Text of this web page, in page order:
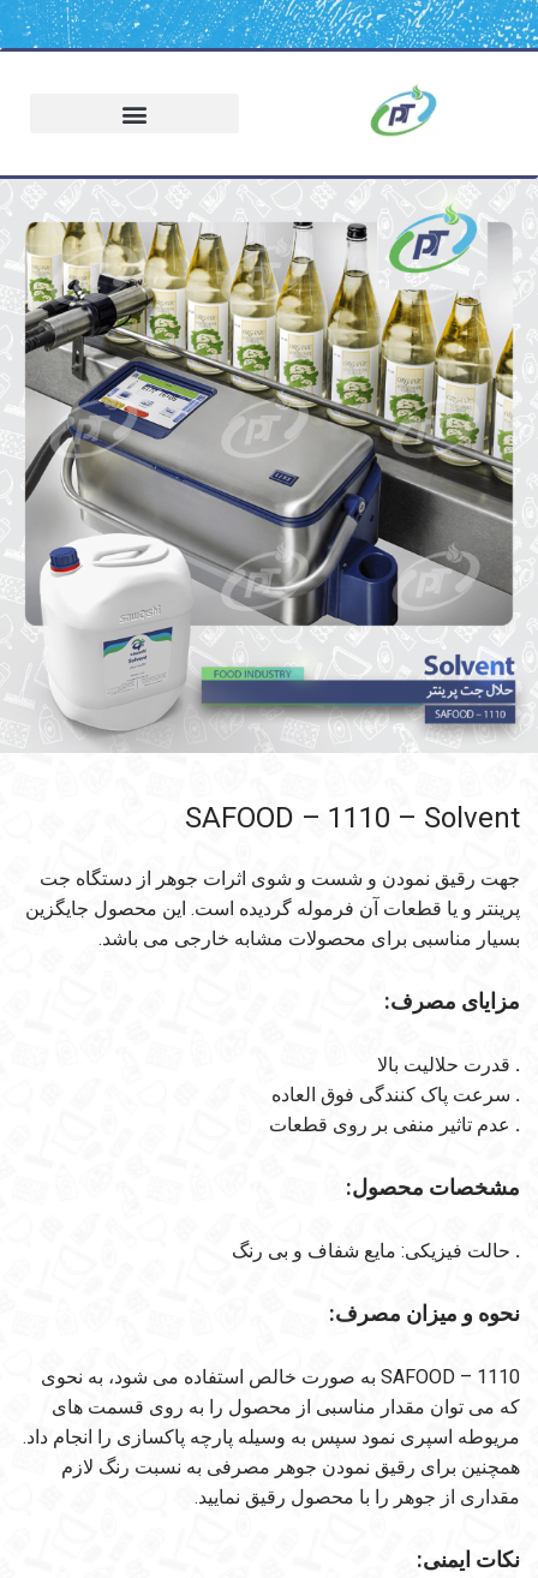
SAFOOD – 1110 – Solvent
جهت رقیق نمودن و شست و شوی اثرات جوهر از دستگاه جت
پرینتر و یا قطعات آن فرموله گردیده است. این محصول جایگزین
بسیار مناسبی برای محصولات مشابه خارجی می باشد.
مزایای مصرف:
قدرت حلالیت بالا
سرعت پاک کنندگی فوق العاده
عدم تاثیر منفی بر روی قطعات
مشخصات محصول:
حالت فیزیکی: مایع شفاف و بی رنگ
نحوه و میزان مصرف:
SAFOOD – 1110 به صورت خالص استفاده می شود، به نحوی
که می توان مقدار مناسبی از محصول را به روی قسمت های
مریوطه اسپری نمود سپس به وسیله پارچه پاکسازی را انجام داد.
همچنین برای رقیق نمودن جوهر مصرفی به نسبت رنگ لازم
مقداری از جوهر را با محصول رقیق نمایید.
نکات ایمنی: